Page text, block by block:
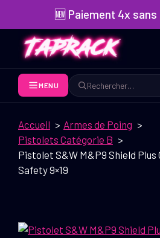
contenu
🆕 Paiement 4x
MENU
Rechercher
Accueil
Armes de Poing
Pistolets Catégorie B
Pistolet S&W M&P9 Shield Plus
Safety 9×19